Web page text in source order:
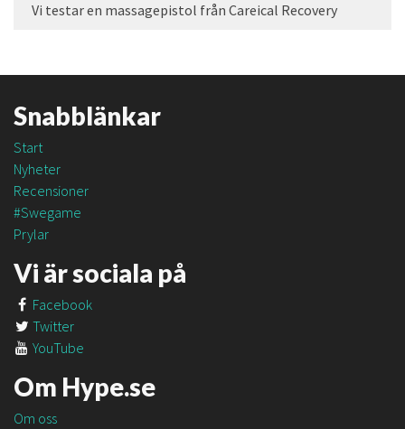
Vi testar en massagepistol från Careical Recovery
Snabblänkar
Start
Nyheter
Recensioner
#Swegame
Prylar
Vi är sociala på
Facebook
Twitter
YouTube
Om Hype.se
Om oss